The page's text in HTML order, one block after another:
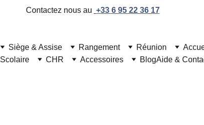
Contactez nous au +33 6 95 22 36 17
Siège & Assise Rangement Réunion
Scolaire CHR Accessoires BlogAide &